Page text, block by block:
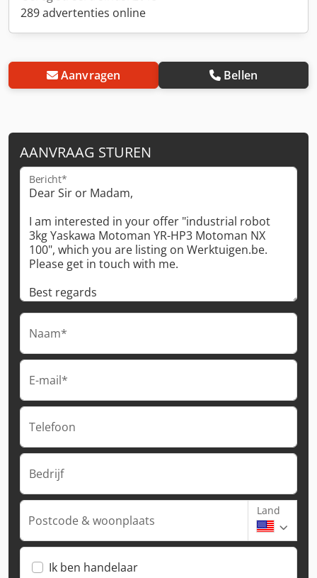
289 advertenties online
Aanvragen Bellen
AANVRAAG STUREN
Bericht*
Naam*
E-mail*
Telefoon
Bedrijf
Postcode & woonplaats
Land
Ik ben handelaar